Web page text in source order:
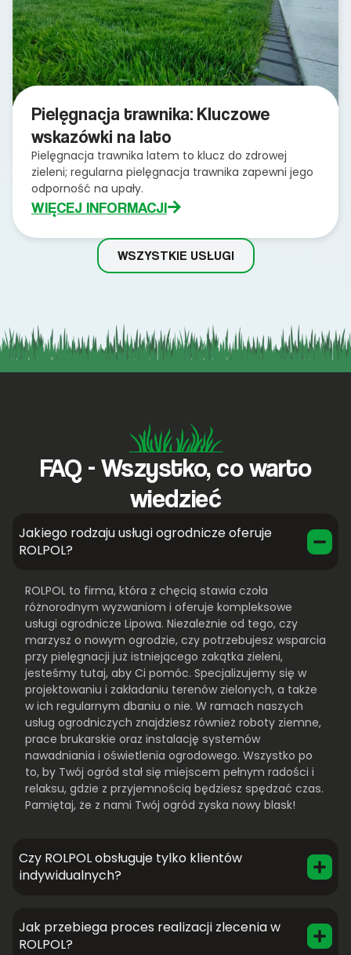
Pielęgnacja trawnika: Kluczowe
wskazówki na lato
Pielęgnacja trawnika latem to klucz do zdrowej
zieleni; regularna pielęgnacja trawnika zapewni jego
odporność na upały.
WIĘCEJ INFORMACJI
WSZYSTKIE USŁUGI
FAQ - Wszystko, co warto
wiedzieć
Jakiego rodzaju usługi ogrodnicze oferuje
ROLPOL?
ROLPOL to firma, która z chęcią stawia czoła
różnorodnym wyzwaniom i oferuje kompleksowe
usługi ogrodnicze Lipowa. Niezależnie od tego, czy
marzysz o nowym ogrodzie, czy potrzebujesz wsparcia
przy pielęgnacji już istniejącego zakątka zieleni,
jesteśmy tutaj, aby Ci pomóc. Specjalizujemy się w
projektowaniu i zakładaniu terenów zielonych, a także
w ich regularnym dbaniu o nie. W ramach naszych
usług ogrodniczych znajdziesz również roboty ziemne,
prace brukarskie oraz instalację systemów
nawadniania i oświetlenia ogrodowego. Wszystko po
to, by Twój ogród stał się miejscem pełnym radości i
relaksu, gdzie z przyjemnością będziesz spędzać czas.
Pamiętaj, że z nami Twój ogród zyska nowy blask!
Czy ROLPOL obsługuje tylko klientów
indywidualnych?
Jak przebiega proces realizacji zlecenia w
ROLPOL?